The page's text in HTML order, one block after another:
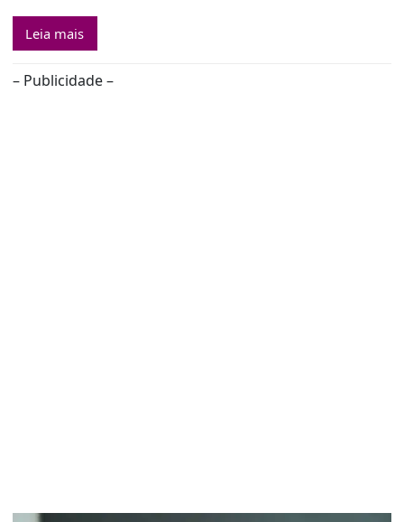
Leia mais
– Publicidade –